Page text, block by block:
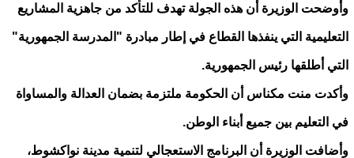
وأوضحت الوزيرة أن هذه الجولة تهدف للتأكد من جاهزية المشاريع
التعليمية التي ينفذها القطاع في إطار مبادرة "المدرسة الجمهورية"
التي أطلقها رئيس الجمهورية.
وأكدت منت مكناس أن الحكومة ملتزمة بضمان العدالة والمساواة
في التعليم بين جميع أبناء الوطن.
وأضافت الوزيرة أن البرنامج الاستعجالي لتنمية مدينة نواكشوط،